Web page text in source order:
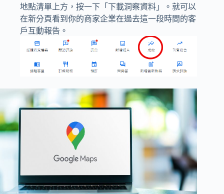
地點清單上方，按一下「下載洞察資料」。就可以
在新分頁看到你的商家企業在過去這一段時間的客
戶互動報告。